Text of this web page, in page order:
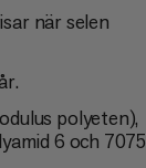
när selen
polyeten),
6 och 7075